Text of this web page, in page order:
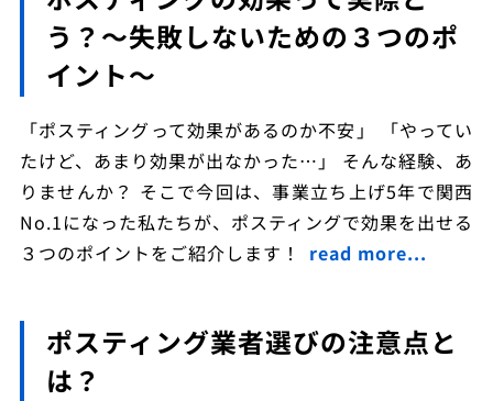
う？～失敗しないための３つのポ
イント～
「ポスティングって効果があるのか不安」 「やってい
たけど、あまり効果が出なかった…」 そんな経験、あ
りませんか？ そこで今回は、事業立ち上げ5年で関西
No.1になった私たちが、ポスティングで効果を出せる
３つのポイントをご紹介します！
read more...
ポスティング業者選びの注意点と
は？